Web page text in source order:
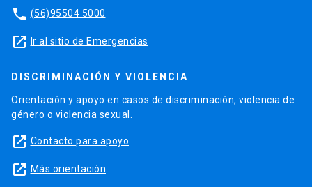
phone (56)95504 5000
launch Ir al sitio de Emergencias
DISCRIMINACIÓN Y VIOLENCIA
Orientación y apoyo en casos de discriminación, violencia de
género o violencia sexual.
launch Contacto para apoyo
launch Más orientación